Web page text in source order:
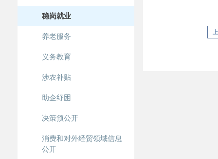
稳岗就业
养老服务
义务教育
涉农补贴
助企纾困
决策预公开
消费和对外经贸领域信息
公开